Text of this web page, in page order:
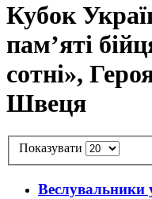
Кубок
пам’яті
сотні»,
Швеця
Показувати
Веслувальники